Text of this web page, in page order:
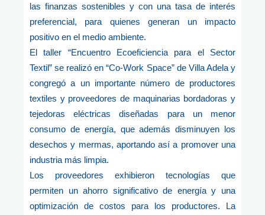
las finanzas sostenibles y con una tasa de interés
preferencial, para quienes generan un impacto
positivo en el medio ambiente.
El taller “Encuentro Ecoeficiencia para el Sector
Textil” se realizó en “Co-Work Space” de Villa Adela y
congregó a un importante número de productores
textiles y proveedores de maquinarias bordadoras y
tejedoras eléctricas diseñadas para un menor
consumo de energía, que además disminuyen los
desechos y mermas, aportando así a promover una
industria más limpia.
Los proveedores exhibieron tecnologías que
permiten un ahorro significativo de energía y una
optimización de costos para los productores. La